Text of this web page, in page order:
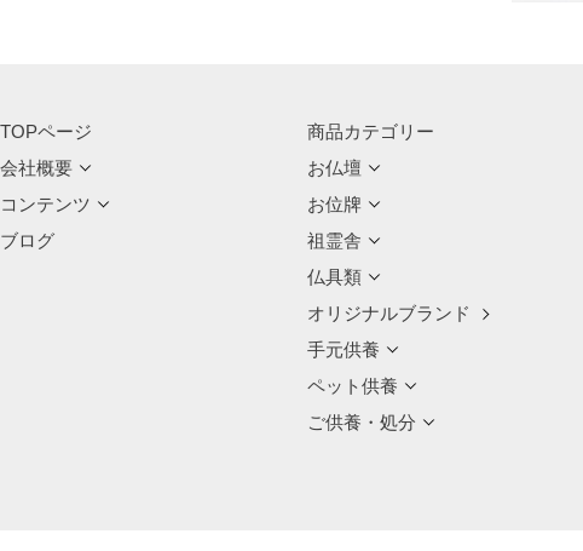
TOPページ
会社概要
コンテンツ
ブログ
商品カテゴリー
お仏壇
お位牌
祖霊舎
仏具類
オリジナルブランド
手元供養
ペット供養
ご供養・処分